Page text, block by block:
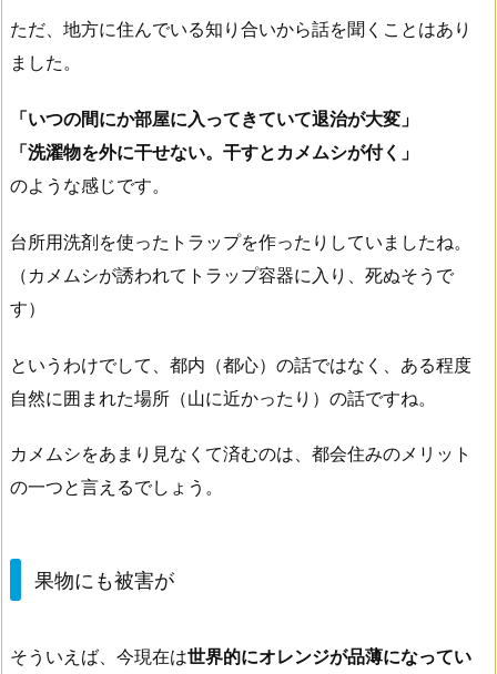
ただ、地方に住んでいる知り合いから話を聞くことはあり
ました。
「いつの間にか部屋に入ってきていて退治が大変」
「洗濯物を外に干せない。干すとカメムシが付く」
のような感じです。
台所用洗剤を使ったトラップを作ったりしていましたね。
（カメムシが誘われてトラップ容器に入り、死ぬそうで
す）
というわけでして、都内（都心）の話ではなく、ある程度
自然に囲まれた場所（山に近かったり）の話ですね。
カメムシをあまり見なくて済むのは、都会住みのメリット
の一つと言えるでしょう。
果物にも被害が
そういえば、今現在は世界的にオレンジが品薄になってい